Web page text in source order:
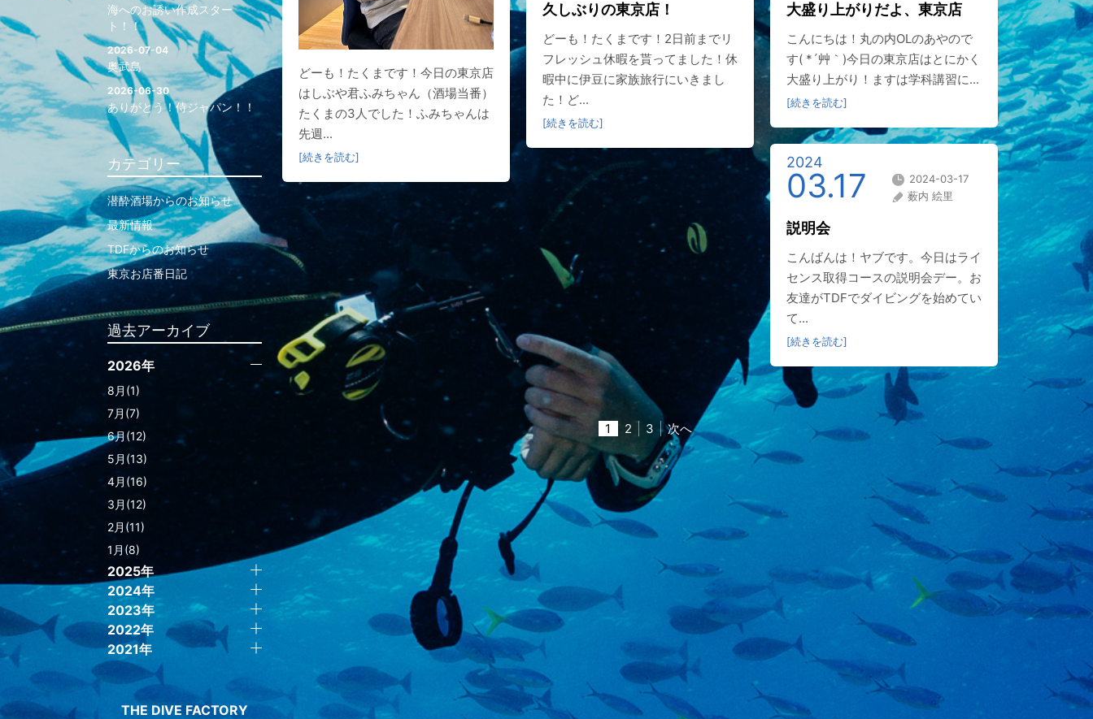
どーも！たくまです！今日の東京店
はしぶや君ふみちゃん（酒場当番）
たくまの3人でした！ふみちゃんは
先週...
[続きを読む]
久しぶりの東京店！
どーも！たくまです！2日前までリ
フレッシュ休暇を貰ってました！休
暇中に伊豆に家族旅行にいきまし
た！ど...
[続きを読む]
大盛り上がりだよ、東京店
こんにちは！丸の内OLのあやので
す( *´艸｀)今日の東京店はとにかく
大盛り上がり！ますは学科講習に...
[続きを読む]
2024
03.17
2024-03-17
薮内 絵里
説明会
こんばんは！ヤブです。今日はライ
センス取得コースの説明会デー。お
友達がTDFでダイビングを始めてい
て...
[続きを読む]
1 2 3 次へ
海へのお誘い作成スター
ト！！
2026-07-04
奥武島
2026-06-30
ありがとう！侍ジャパン！！
カテゴリー
潜酔酒場からのお知らせ
最新情報
TDFからのお知らせ
東京お店番日記
過去アーカイブ
2026年
8月(1)
7月(7)
6月(12)
5月(13)
4月(16)
3月(12)
2月(11)
1月(8)
2025年
2024年
2023年
2022年
2021年
THE DIVE FACTORY